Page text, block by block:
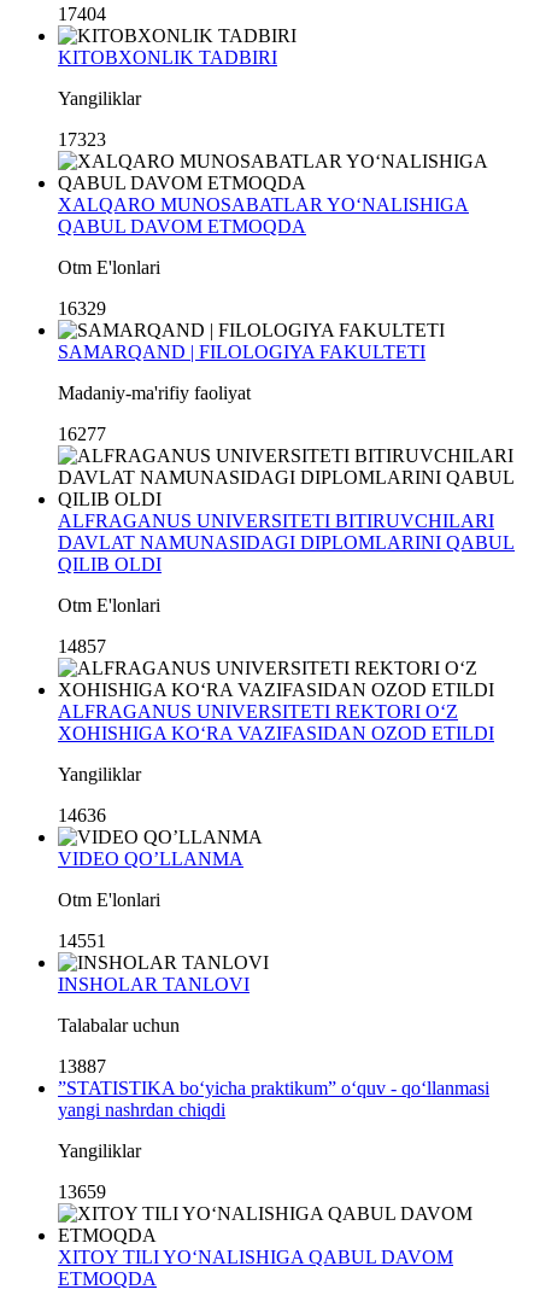
17404
KITOBXONLIK TADBIRI
Yangiliklar
17323
XALQARO MUNOSABATLAR YO‘NALISHIGA
QABUL DAVOM ETMOQDA
Otm E'lonlari
16329
SAMARQAND | FILOLOGIYA FAKULTETI
Madaniy-ma'rifiy faoliyat
16277
ALFRAGANUS UNIVERSITETI BITIRUVCHILARI
DAVLAT NAMUNASIDAGI DIPLOMLARINI QABUL
QILIB OLDI
Otm E'lonlari
14857
ALFRAGANUS UNIVERSITETI REKTORI O‘Z
XOHISHIGA KO‘RA VAZIFASIDAN OZOD ETILDI
Yangiliklar
14636
VIDEO QO’LLANMA
Otm E'lonlari
14551
INSHOLAR TANLOVI
Talabalar uchun
13887
”STATISTIKA bo‘yicha praktikum” o‘quv - qo‘llanmasi
yangi nashrdan chiqdi
Yangiliklar
13659
XITOY TILI YO‘NALISHIGA QABUL DAVOM
ETMOQDA